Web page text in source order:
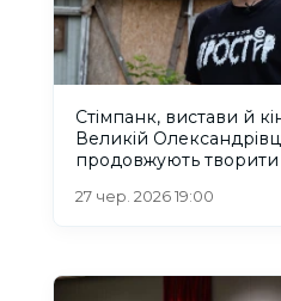
Стімпанк, вистави й
Великій
продовжують
27 чер. 2026 19:00